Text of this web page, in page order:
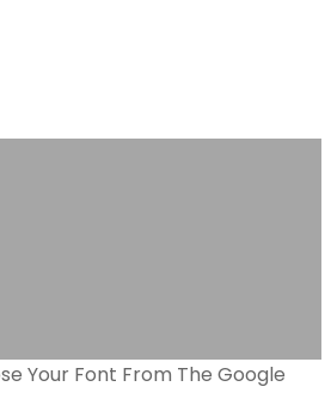
Your Font From The Google